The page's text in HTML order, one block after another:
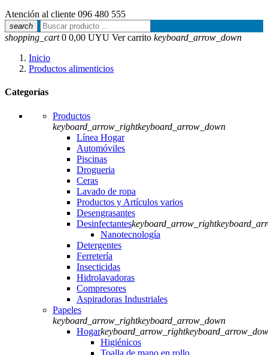
Atención al cliente 096 480 555
search
shopping_cart 0 0,00 UYU Ver carrito keyboard_arrow_down
Inicio
Productos alimenticios
Categorías
Productos
keyboard_arrow_rightkeyboard_arrow_down
Línea Hogar
Automóviles
Piscinas
Drogueria
Ceras
Lavado de ropa
Productos y Artículos varios
Desengrasantes
Desinfectanteskeyboard_arrow_right
Nanotecnología
Detergentes
Ferretería
Insecticidas
Hidrolavadoras
Compresores
Aspiradoras Industriales
Papeles
keyboard_arrow_rightkeyboard_arrow_down
Hogarkeyboard_arrow_right
Higiénicos
Toalla de mano en rollo